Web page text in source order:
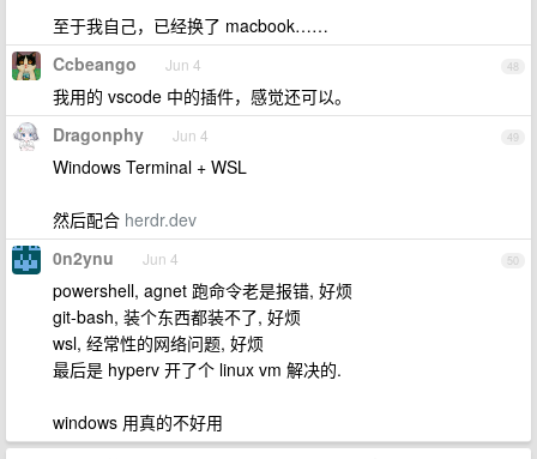
至于我自己，已经换了 macbook……
48
Ccbeango Jun 4
我用的 vscode 中的插件，感觉还可以。
49
Dragonphy Jun 4
Windows Terminal + WSL
然后配合 herdr.dev
50
0n2ynu Jun 4
powershell, agnet 跑命令老是报错, 好烦
git-bash, 装个东西都装不了, 好烦
wsl, 经常性的网络问题, 好烦
最后是 hyperv 开了个 linux vm 解决的.
windows 用真的不好用